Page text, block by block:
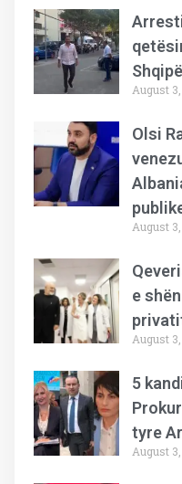
August
Olsi
August
e
August
5
tyre
August